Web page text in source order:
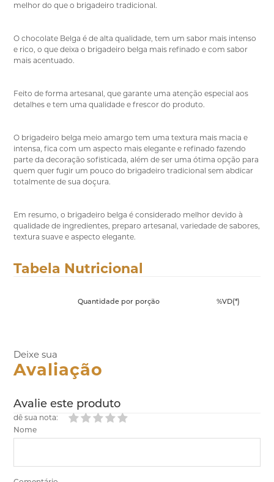
melhor do que o brigadeiro tradicional.
O chocolate Belga é de alta qualidade, tem um sabor mais intenso
e rico, o que deixa o brigadeiro belga mais refinado e com sabor
mais acentuado.
Feito de forma artesanal, que garante uma atenção especial aos
detalhes e tem uma qualidade e frescor do produto.
O brigadeiro belga meio amargo tem uma textura mais macia e
intensa, fica com um aspecto mais elegante e refinado fazendo
parte da decoração sofisticada, além de ser uma ótima opção para
quem quer fugir um pouco do brigadeiro tradicional sem abdicar
totalmente de sua doçura.
Em resumo, o brigadeiro belga é considerado melhor devido à
qualidade de ingredientes, preparo artesanal, variedade de sabores,
textura suave e aspecto elegante.
Tabela Nutricional
Quantidade por porção %VD(*)
Deixe sua
Avaliação
Avalie este produto
dê sua nota:
Nome